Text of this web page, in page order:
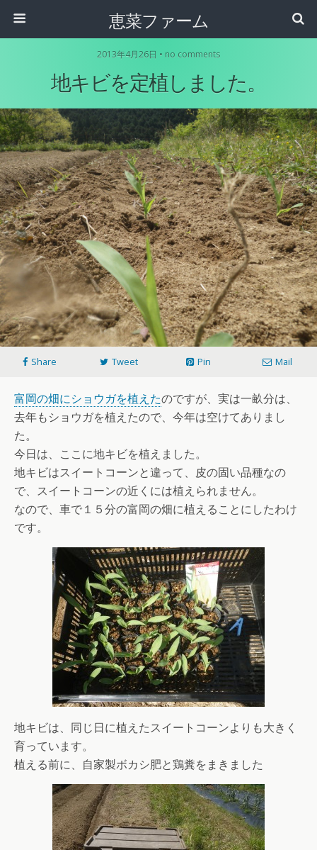
恵菜ファーム
2013年4月26日 • no comments
地キビを定植しました。
Share Tweet Pin Mail
富岡の畑にショウガを植えたのですが、実は一畝分は、
去年もショウガを植えたので、今年は空けてありまし
た。
今日は、ここに地キビを植えました。
地キビはスイートコーンと違って、皮の固い品種なの
で、スイートコーンの近くには植えられません。
なので、車で１５分の富岡の畑に植えることにしたわけ
です。
地キビは、同じ日に植えたスイートコーンよりも大きく
育っています。
植える前に、自家製ボカシ肥と鶏糞をまきました